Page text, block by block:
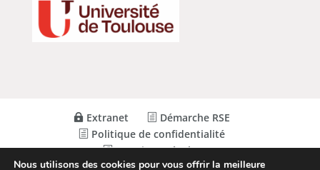
Extranet
Démarche RSE
Politique de confidentialité
Mentions Légales
Nous utilisons des cookies pour vous offrir la meilleure